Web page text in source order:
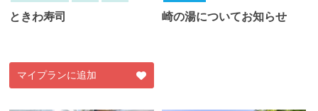
ときわ寿司
マイプランに追加
崎の湯についてお知らせ